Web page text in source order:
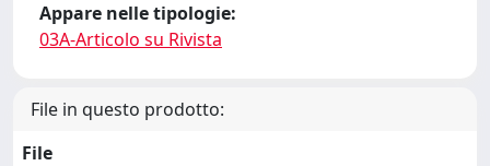
Appare nelle tipologie:
03A-Articolo su Rivista
File in questo prodotto:
File